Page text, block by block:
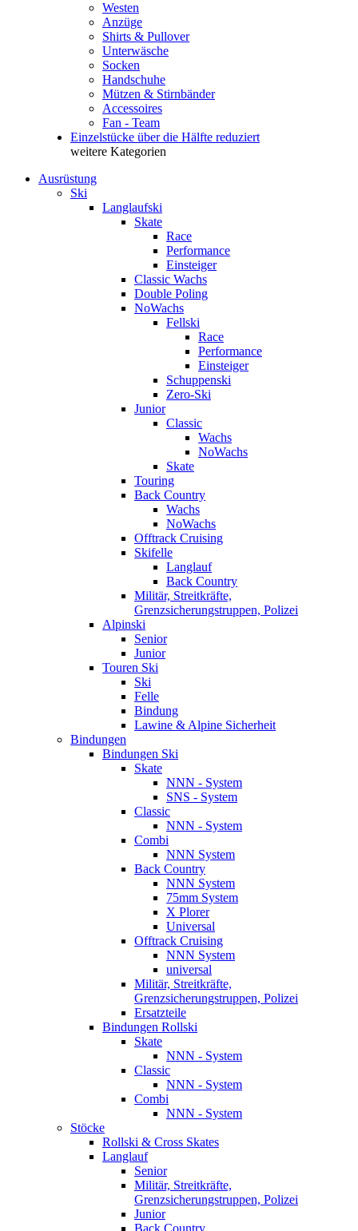
Westen
Anzüge
Shirts & Pullover
Unterwäsche
Socken
Handschuhe
Mützen & Stirnbänder
Accessoires
Fan - Team
Einzelstücke über die Hälfte reduziert
weitere Kategorien
Ausrüstung
Ski
Langlaufski
Skate
Race
Performance
Einsteiger
Classic Wachs
Double Poling
NoWachs
Fellski
Race
Performance
Einsteiger
Schuppenski
Zero-Ski
Junior
Classic
Wachs
NoWachs
Skate
Touring
Back Country
Wachs
NoWachs
Offtrack Cruising
Skifelle
Langlauf
Back Country
Militär, Streitkräfte,
Grenzsicherungstruppen, Polizei
Alpinski
Senior
Junior
Touren Ski
Ski
Felle
Bindung
Lawine & Alpine Sicherheit
Bindungen
Bindungen Ski
Skate
NNN - System
SNS - System
Classic
NNN - System
Combi
NNN System
Back Country
NNN System
75mm System
X Plorer
Universal
Offtrack Cruising
NNN System
universal
Militär, Streitkräfte,
Grenzsicherungstruppen, Polizei
Ersatzteile
Bindungen Rollski
Skate
NNN - System
Classic
NNN - System
Combi
NNN - System
Stöcke
Rollski & Cross Skates
Langlauf
Senior
Militär, Streitkräfte,
Grenzsicherungstruppen, Polizei
Junior
Back Country